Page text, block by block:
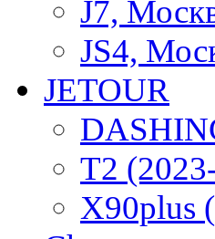
J7,
JS4,
JETOUR
T2
X90plus